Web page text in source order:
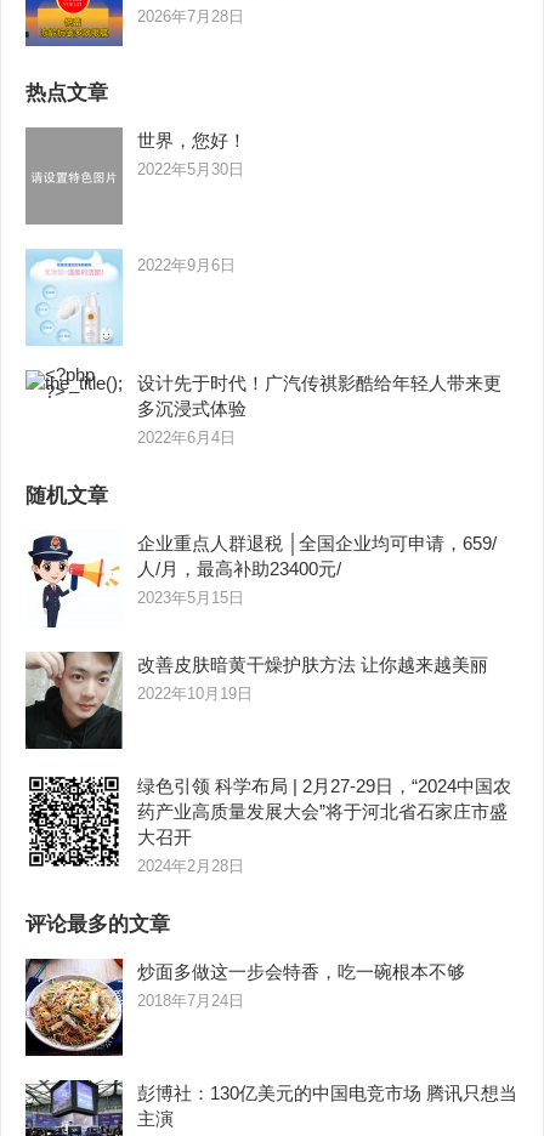
2026年7月28日
热点文章
世界，您好！
2022年5月30日
2022年9月6日
设计先于时代！广汽传祺影酷给年轻人带来更
多沉浸式体验
2022年6月4日
随机文章
企业重点人群退税 │全国企业均可申请，659/
人/月，最高补助23400元/
2023年5月15日
改善皮肤暗黄干燥护肤方法 让你越来越美丽
2022年10月19日
绿色引领 科学布局 | 2月27-29日，“2024中国农
药产业高质量发展大会”将于河北省石家庄市盛
大召开
2024年2月28日
评论最多的文章
炒面多做这一步会特香，吃一碗根本不够
2018年7月24日
彭博社：130亿美元的中国电竞市场 腾讯只想当
主演